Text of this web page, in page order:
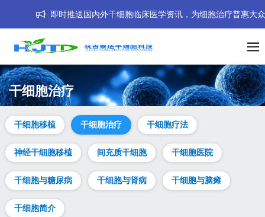
即时推送国内外干细胞临床医学资讯，为细胞治疗普惠大众而
干细胞治疗
干细胞移植 干细胞治疗 干细胞疗法
神经干细胞移植 间充质干细胞 干细胞医院
干细胞与糖尿病 干细胞与肾病 干细胞与脑瘫
干细胞简介